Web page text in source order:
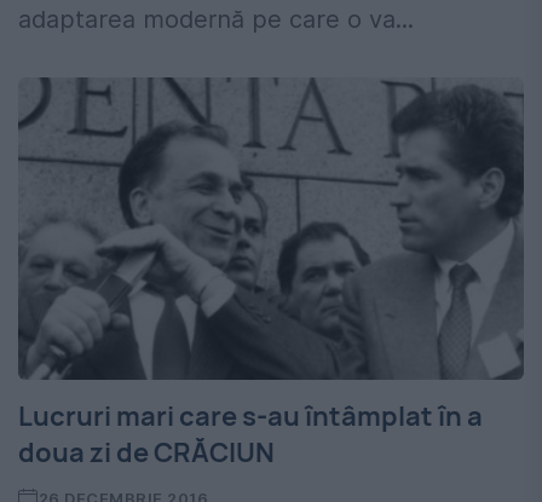
adaptarea modernă pe care o va...
Lucruri mari care s-au întâmplat în a
doua zi de CRĂCIUN